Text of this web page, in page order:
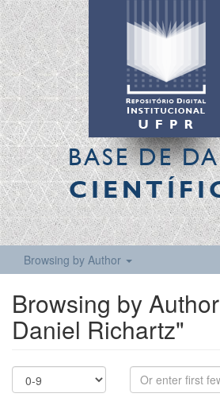
BASE DE
Browsing by Author
Browsing by
Daniel Richartz"